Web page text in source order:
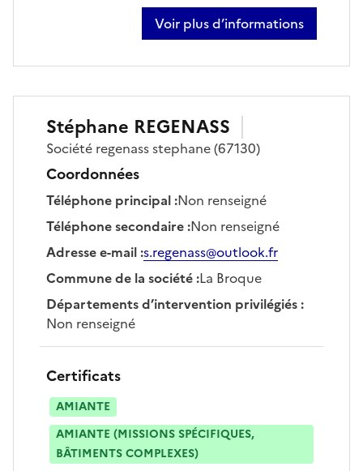
Voir plus d’informations
sur mickael thiebaut
Stéphane REGENASS
Société regenass stephane(67130)
Coordonnées
Téléphone principal:Non renseigné
Téléphone secondaire:Non renseigné
Adresse e-mail:s.regenass@outlook.fr
Commune de la société:La Broque
Départements d’intervention privilégiés:
Non renseigné
Certificats
AMIANTE
AMIANTE (MISSIONS SPÉCIFIQUES,
BÂTIMENTS COMPLEXES)